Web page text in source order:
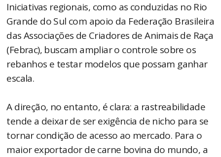
Iniciativas regionais, como as conduzidas no Rio
Grande do Sul com apoio da Federação Brasileira
das Associações de Criadores de Animais de Raça
(Febrac), buscam ampliar o controle sobre os
rebanhos e testar modelos que possam ganhar
escala.
A direção, no entanto, é clara: a rastreabilidade
tende a deixar de ser exigência de nicho para se
tornar condição de acesso ao mercado. Para o
maior exportador de carne bovina do mundo, a